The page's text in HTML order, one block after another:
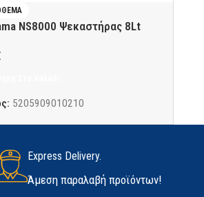
NS8000 Ψεκαστήρας 8Lt
5205909010210
Express Delivery.
Άμεση παραλαβή προϊόντων!